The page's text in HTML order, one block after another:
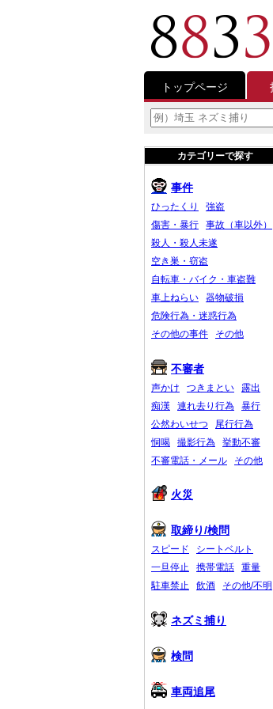
トップページ
カテゴリーで探す
事件
ひったくり
強盗
傷害・暴行
事故（車以外）
殺人・殺人未遂
空き巣・窃盗
自転車・バイク・車盗難
車上ねらい
器物破損
危険行為・迷惑行為
その他の事件
その他
不審者
声かけ つきまとい
露出
痴漢
連れ去り行為
暴行
公然わいせつ
尾行行為
恫喝
撮影行為
挙動不審
不審電話・メール
その他
火災
取締り/検問
スピード
シートベルト
一旦停止
携帯電話
重量
駐車禁止
飲酒 その他/不明
ネズミ捕り
検問
車両追尾